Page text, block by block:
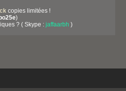
copies limitées !
)
? ( Skype : jaffaarbh )